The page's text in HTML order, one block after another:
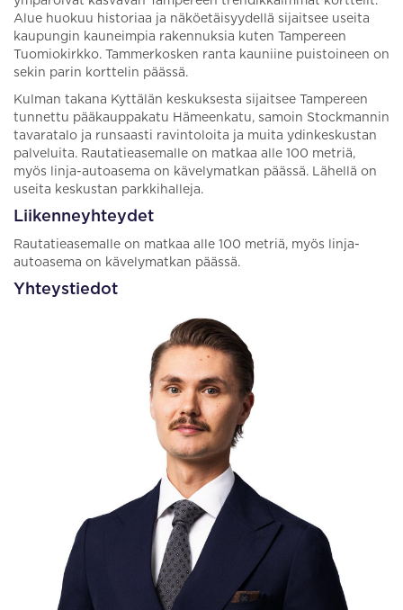
Alue huokuu historiaa ja näköetäisyydellä sijaitsee useita
kaupungin kauneimpia rakennuksia kuten Tampereen
Tuomiokirkko. Tammerkosken ranta kauniine puistoineen on
sekin parin korttelin päässä.
Kulman takana Kyttälän keskuksesta sijaitsee Tampereen
tunnettu pääkauppakatu Hämeenkatu, samoin Stockmannin
tavaratalo ja runsaasti ravintoloita ja muita ydinkeskustan
palveluita. Rautatieasemalle on matkaa alle 100 metriä,
myös linja-autoasema on kävelymatkan päässä. Lähellä on
useita keskustan parkkihalleja.
Liikenneyhteydet
Rautatieasemalle on matkaa alle 100 metriä, myös linja-
autoasema on kävelymatkan päässä.
Yhteystiedot